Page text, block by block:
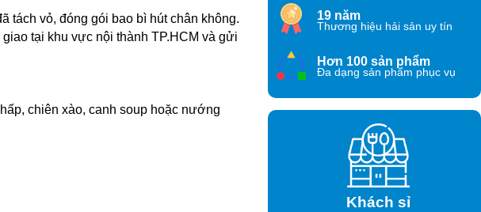
tách vỏ, đóng gói bao bì hút chân không.
tại khu vực nội thành TP.HCM và gửi
chiên xào, canh soup hoặc nướng
19 năm
Thương hiệu hải sản uy tín
Hơn 100 sản phẩm
Đa dạng sản phẩm phục vụ
Khách sỉ